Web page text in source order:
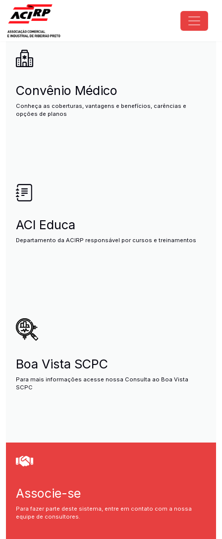
Pular para o conteúdo principal
ACIRP - Associação Comercial
Convênio Médico
Conheça as coberturas, vantagens e benefícios, carências e
opções de planos
ACI Educa
Departamento da ACIRP responsável por cursos e treinamentos
Boa Vista SCPC
Para mais informações acesse nossa Consulta ao Boa Vista
SCPC
Associe-se
Para fazer parte deste sistema, entre em contato com a nossa
equipe de consultores.